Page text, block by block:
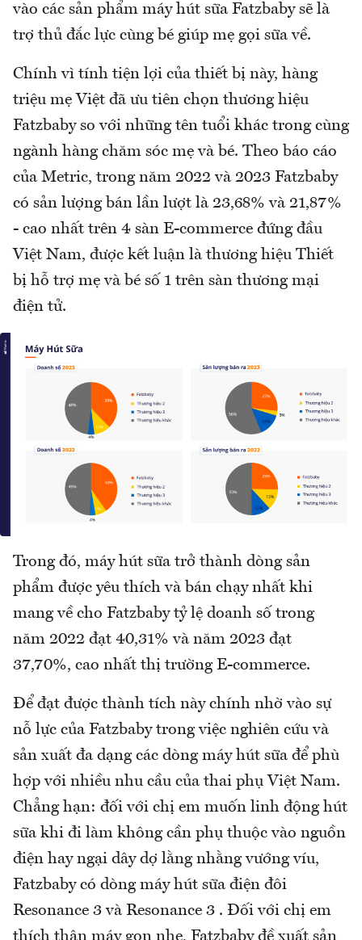
vào các sản phẩm máy hút sữa Fatzbaby sẽ là
trợ thủ đắc lực cùng bé giúp mẹ gọi sữa về.
Chính vì tính tiện lợi của thiết bị này, hàng
triệu mẹ Việt đã ưu tiên chọn thương hiệu
Fatzbaby so với những tên tuổi khác trong cùng
ngành hàng chăm sóc mẹ và bé. Theo báo cáo
của Metric, trong năm 2022 và 2023 Fatzbaby
có sản lượng bán lần lượt là 23,68% và 21,87%
- cao nhất trên 4 sàn E-commerce đứng đầu
Việt Nam, được kết luận là thương hiệu Thiết
bị hỗ trợ mẹ và bé số 1 trên sàn thương mại
điện tử.
Trong đó, máy hút sữa trở thành dòng sản
phẩm được yêu thích và bán chạy nhất khi
mang về cho Fatzbaby tỷ lệ doanh số trong
năm 2022 đạt 40,31% và năm 2023 đạt
37,70%, cao nhất thị trường E-commerce.
Để đạt được thành tích này chính nhờ vào sự
nỗ lực của Fatzbaby trong việc nghiên cứu và
sản xuất đa dạng các dòng máy hút sữa để phù
hợp với nhiều nhu cầu của thai phụ Việt Nam.
Chẳng hạn: đối với chị em muốn linh động hút
sữa khi đi làm không cần phụ thuộc vào nguồn
điện hay ngại dây dợ lằng nhằng vướng víu,
Fatzbaby có dòng máy hút sữa điện đôi
Resonance 3 và Resonance 3 . Đối với chị em
thích thân máy gọn nhẹ, Fatzbaby đề xuất sản